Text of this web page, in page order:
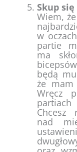
Skup
Wiem,
w
partie
ma
będą
że
Wręcz
Chcesz
nad